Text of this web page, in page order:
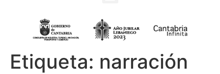
Etiqueta: narración